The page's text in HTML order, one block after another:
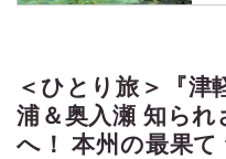
地
旅
ム
＜ひとり旅＞『津
浦＆奥入瀬 知ら
へ！ 本州の最果て